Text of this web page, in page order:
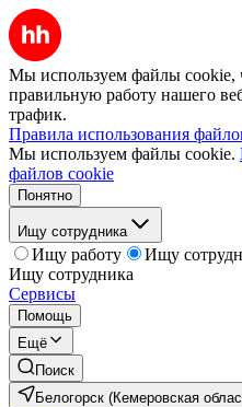
Мы используем файлы cookie,
правильную работу нашего
трафик.
Правила использования
Мы используем файлы cookie.
файлов cookie
Понятно
Ищу сотрудника
Ищу работу
Ищу
Ищу сотрудника
Сервисы
Помощь
Ещё
Поиск
Белогорск (Кемеровская